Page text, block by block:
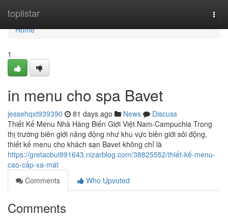
toplistar
Home
Home
1
in menu cho spa Bavet
jessehqxt939390 81 days ago News
Discuss
Thiết Kế Menu Nhà Hàng Biến Giới Việt Nam-Campuchia Trong
thị trường biên giới năng động như khu vực biên giới sôi động,
thiết kế menu cho khách sạn Bavet không chỉ là
https://gretacbui991643.nizarblog.com/38825552/thiết-kế-menu-
cao-cấp-xa-mát
Comments
Who Upvoted
Comments